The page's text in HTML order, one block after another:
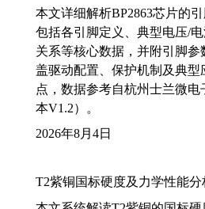
本文详细解析BP2863芯片的
包括各引脚定义、典型电压/
关系等核心数据，并附引脚参
盖驱动配置、保护机制及典型
点，数据参考自杭州士兰微电
本V1.2）。
2026年8月4日
T2紫铜国标硬度及力学性能分